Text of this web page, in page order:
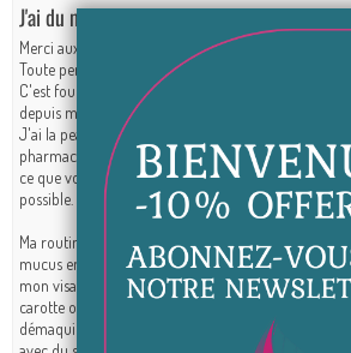
J'ai du mal à trouver mes mots tellement
Merci aux escargots, merci à Curae.
Toute personne ayant des problèmes de peau
C'est fou à quel point ma peau n'a pas été aussi
depuis mon enfance. J'ai l'impression de retrouver
J'ai la peau grasse et mate, j'ai 27ans. J'ai toujours
pharmaceutiques pensant que c'etait le mieux mais
ce que vous mettez sur votre peau et surtout
possible.
Ma routine : matin (lave le visage à l'eau seulement,
mucus en 2 pschits dans le creux de ma main,
mon visage, ca sèche très vite, j'applique de l'aloe
carotte ou autre huile végétale hydratante puis eye
démaquillage à l'huile d'amande douce très rapide,